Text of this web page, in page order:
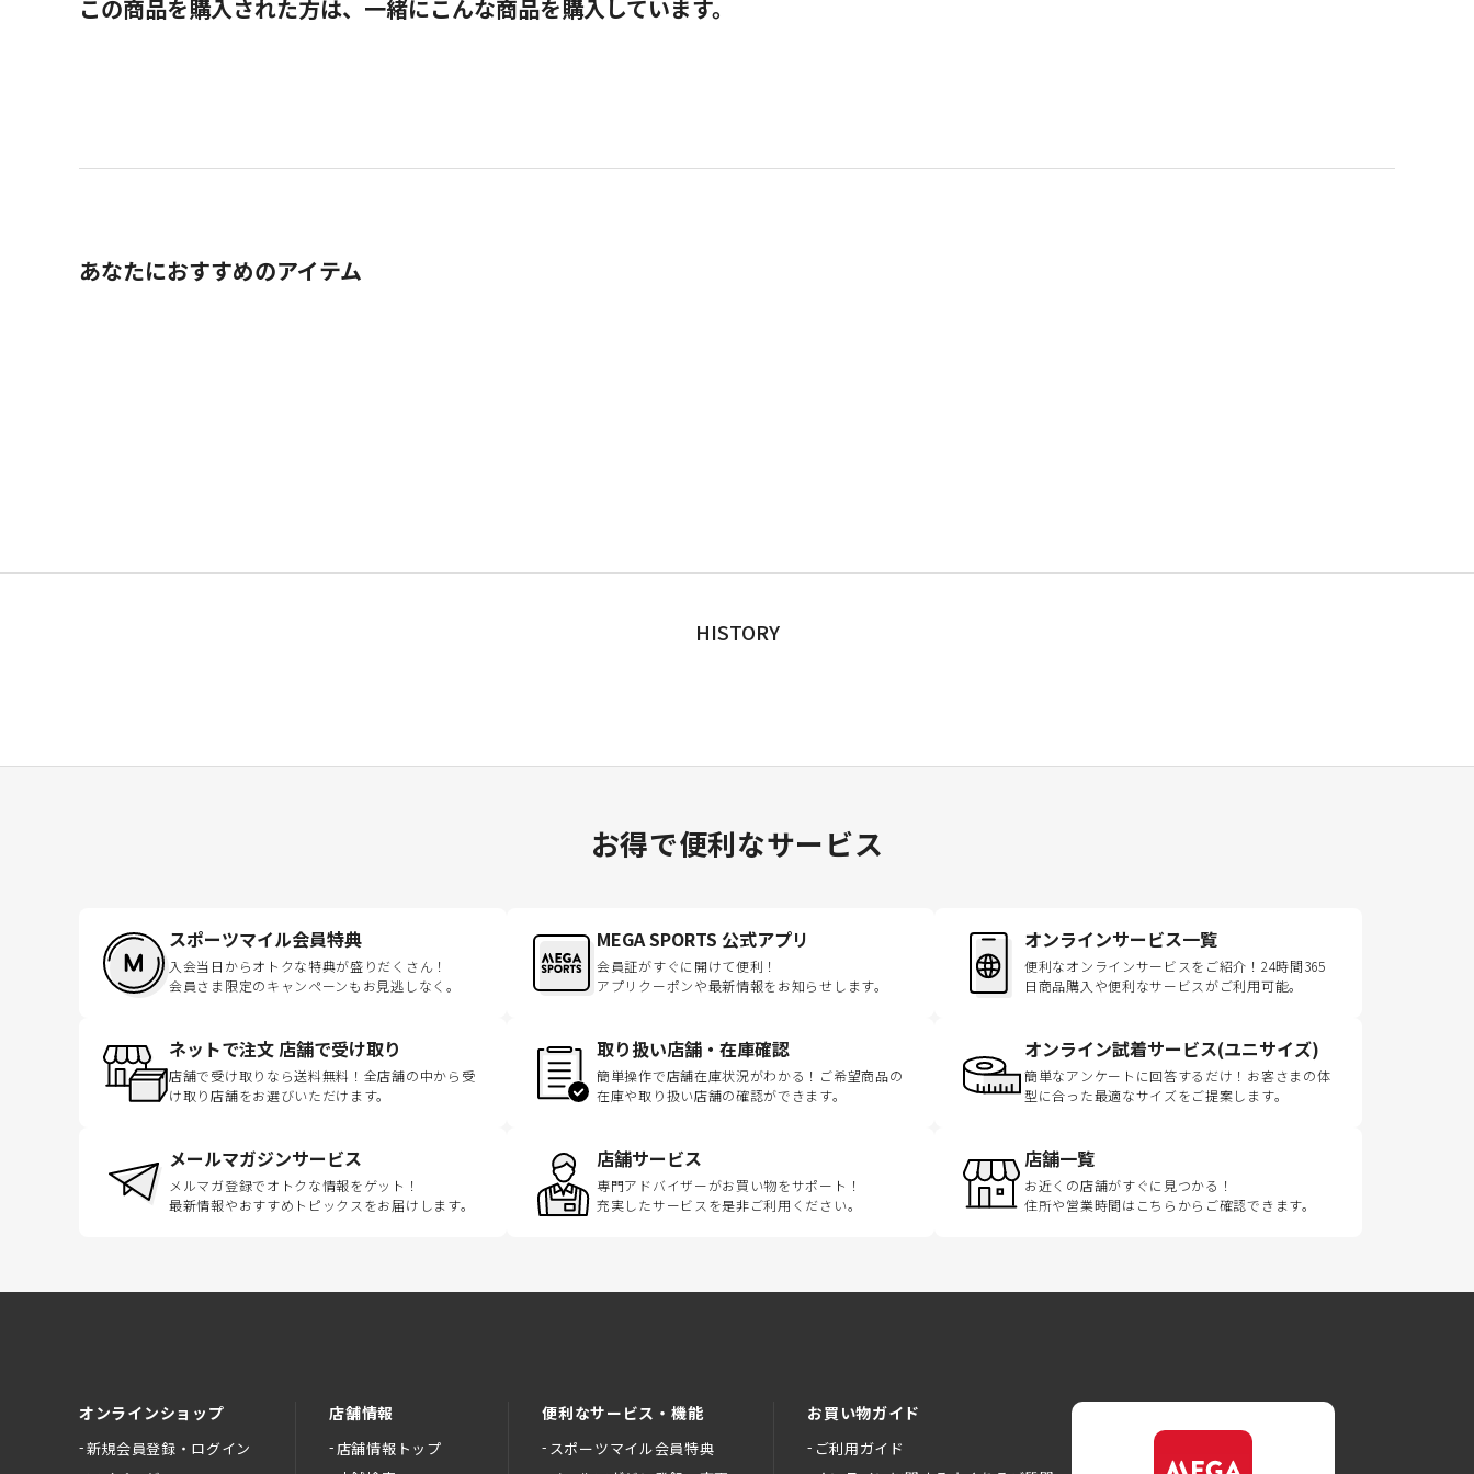
この商品を購入された方は、一緒にこんな商品を購入しています。
あなたにおすすめのアイテム
HISTORY
お得で便利なサービス
スポーツマイル会員特典
入会当日からオトクな特典が盛りだくさん！
会員さま限定のキャンペーンもお見逃しなく。
MEGA SPORTS 公式アプリ
会員証がすぐに開けて便利！
アプリクーポンや最新情報をお知らせします。
オンラインサービス一覧
便利なオンラインサービスをご紹介！24時間365
日商品購入や便利なサービスがご利用可能。
ネットで注文 店舗で受け取り
店舗で受け取りなら送料無料！全店舗の中から受
け取り店舗をお選びいただけます。
取り扱い店舗・在庫確認
簡単操作で店舗在庫状況がわかる！ご希望商品の
在庫や取り扱い店舗の確認ができます。
オンライン試着サービス(ユニサイズ)
簡単なアンケートに回答するだけ！お客さまの体
型に合った最適なサイズをご提案します。
メールマガジンサービス
メルマガ登録でオトクな情報をゲット！
最新情報やおすすめトピックスをお届けします。
店舗サービス
専門アドバイザーがお買い物をサポート！
充実したサービスを是非ご利用ください。
店舗一覧
お近くの店舗がすぐに見つかる！
住所や営業時間はこちらからご確認できます。
オンラインショップ
新規会員登録・ログイン
店舗情報
店舗情報トップ
便利なサービス・機能
スポーツマイル会員特典
お買い物ガイド
ご利用ガイド